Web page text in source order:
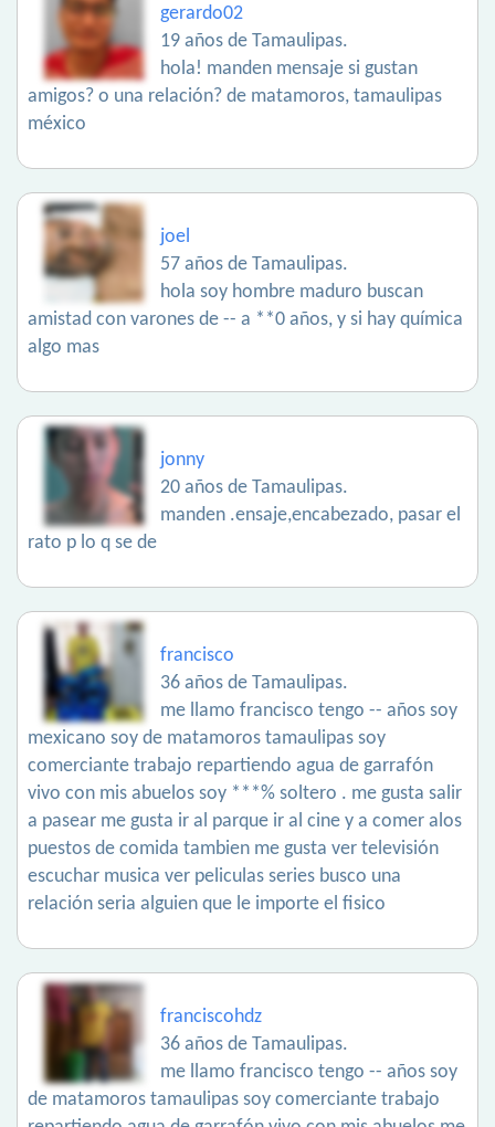
gerardo02
19 años de Tamaulipas.
hola! manden mensaje si gustan
amigos? o una relación? de matamoros, tamaulipas
méxico
joel
57 años de Tamaulipas.
hola soy hombre maduro buscan
amistad con varones de -- a **0 años, y si hay química
algo mas
jonny
20 años de Tamaulipas.
manden .ensaje,encabezado, pasar el
rato p lo q se de
francisco
36 años de Tamaulipas.
me llamo francisco tengo -- años soy
mexicano soy de matamoros tamaulipas soy
comerciante trabajo repartiendo agua de garrafón
vivo con mis abuelos soy ***% soltero . me gusta salir
a pasear me gusta ir al parque ir al cine y a comer alos
puestos de comida tambien me gusta ver televisión
escuchar musica ver peliculas series busco una
relación seria alguien que le importe el fisico
franciscohdz
36 años de Tamaulipas.
me llamo francisco tengo -- años soy
de matamoros tamaulipas soy comerciante trabajo